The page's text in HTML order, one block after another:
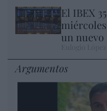
El IBEX
un
Argumentos